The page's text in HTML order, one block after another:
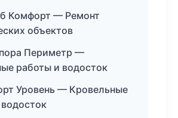
Комфорт — Ремонт
объектов
Периметр —
работы и водосток
Уровень — Кровельные